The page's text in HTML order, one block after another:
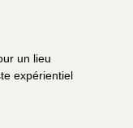
un lieu
expérientiel